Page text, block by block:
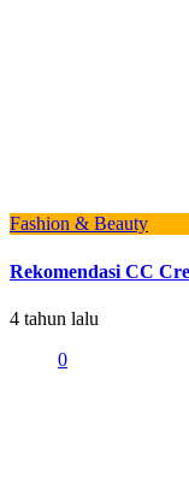
Fashion & Beauty
Rekomendasi CC
4 tahun lalu
0